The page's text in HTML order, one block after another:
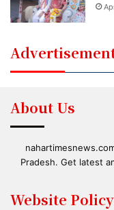
About Us
Pradesh. Get latest
Website Policy